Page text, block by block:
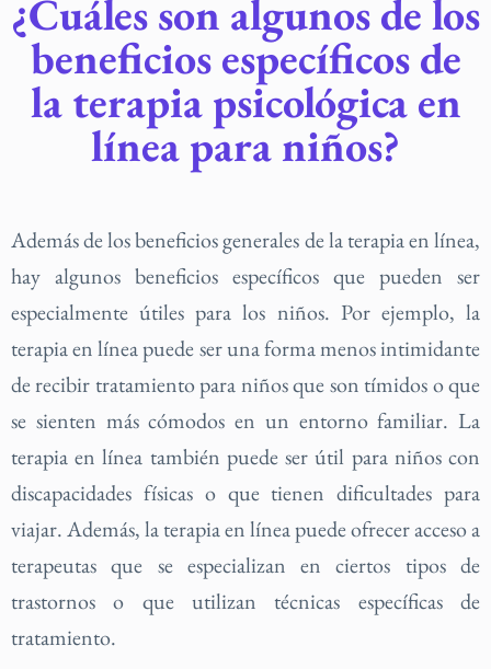
¿Cuáles son algunos de los
beneficios específicos de
la terapia psicológica en
línea para niños?
Además de los beneficios generales de la terapia en línea,
hay algunos beneficios específicos que pueden ser
especialmente útiles para los niños. Por ejemplo, la
terapia en línea puede ser una forma menos intimidante
de recibir tratamiento para niños que son tímidos o que
se sienten más cómodos en un entorno familiar. La
terapia en línea también puede ser útil para niños con
discapacidades físicas o que tienen dificultades para
viajar. Además, la terapia en línea puede ofrecer acceso a
terapeutas que se especializan en ciertos tipos de
trastornos o que utilizan técnicas específicas de
tratamiento.